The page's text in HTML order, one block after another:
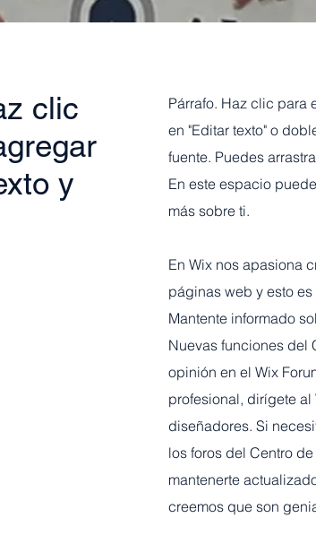
clic
y
Párrafo. Haz clic para
en "Editar texto" o
fuente. Puedes
En este espacio
más sobre ti.
En Wix nos apasiona
páginas web y esto
Mantente informado
Nuevas funciones del
opinión en el Wix
profesional, dirígete
diseñadores. Si
los foros del Centro
mantenerte
creemos que son